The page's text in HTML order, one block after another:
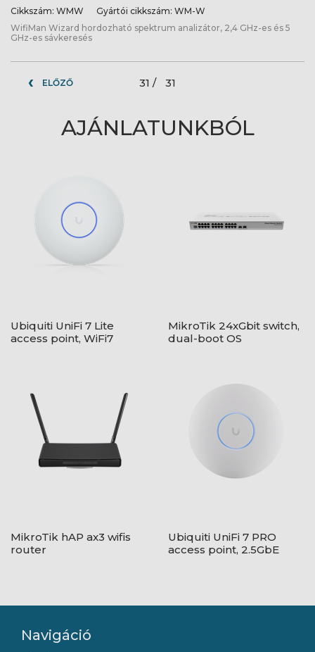
Cikkszám: WMW Gyártói cikkszám: WM-W
WifiMan Wizard hordozható spektrum analizátor, 2,4 GHz-es és 5
GHz-es sávkeresés
ELŐZŐ 31 / 31
AJÁNLATUNKBÓL
Ubiquiti UniFi 7 Lite
access point, WiFi7
MikroTik 24xGbit switch,
dual-boot OS
MikroTik hAP ax3 wifis
router
Ubiquiti UniFi 7 PRO
access point, 2.5GbE
Navigáció